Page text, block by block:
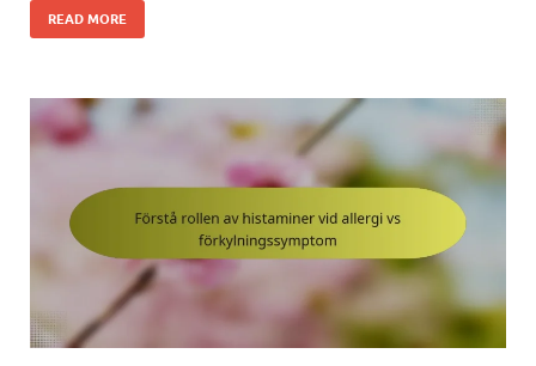
READ MORE